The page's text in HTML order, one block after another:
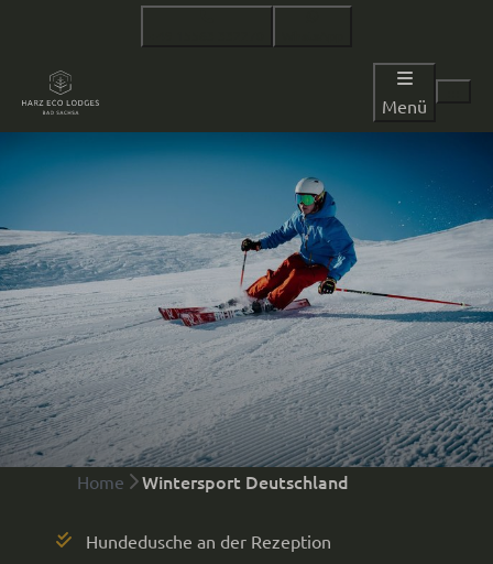
Menü
Home Wintersport Deutschland
Hundedusche an der Rezeption